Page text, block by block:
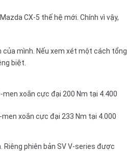
Mazda CX-5 thế hệ mới. Chính vì vậy,
mình. Nếu xem xét một cách tổng
biệt.
xoắn cực đại 200 Nm tại 4.400
xoắn cực đại 233 Nm tại 4.000
phiên bản SV V-series được